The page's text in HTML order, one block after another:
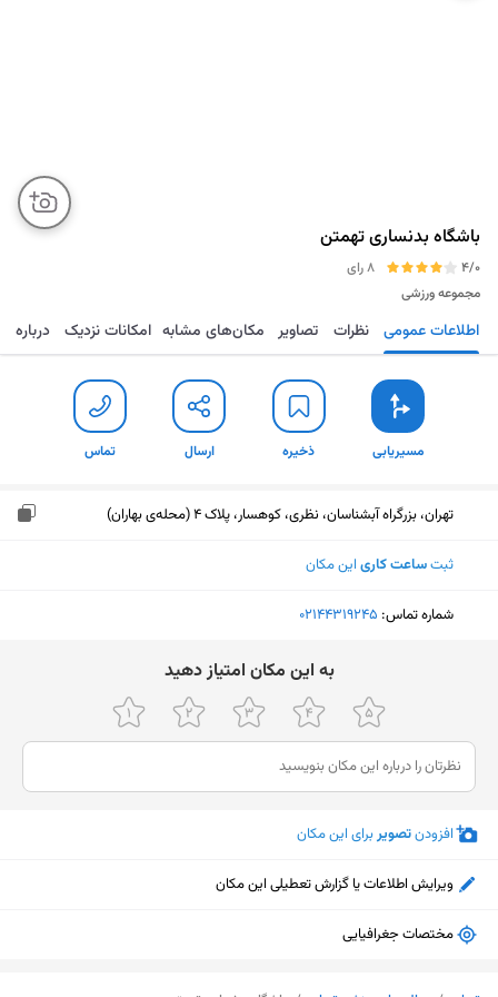
باشگاه بدنساری تهمتن
4/0
8 رای
مجموعه ورزشی
مسیریابی ذخیره ارسال تماس اطلاعات عمومی نظرات تصاویر مکان‌های مشابه امکانات نزدیک درباره
مسیریابی ذخیره ارسال تماس
تهران، بزرگراه آبشناسان، نظری، کوهسار، پلاک 4 (محله‌ی بهاران)
ثبتساعت کاری این مکان
شماره تماس: ‎02144319245
ﺑﻪ اﯾﻦ ﻣﮑﺎن اﻣﺘﯿﺎز دﻫﯿﺪ
افزودنتصویربرای این مکان
ویرایش اطلاعات یا گزارش تعطیلی این مکان
مختصات جغرافیایی